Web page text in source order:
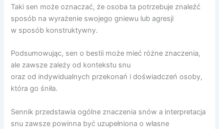
Taki sen może oznaczać, że osoba ta potrzebuje znaleźć
sposób na wyrażenie swojego gniewu lub agresji
w sposób konstruktywny.
Podsumowując, sen o bestii może mieć różne znaczenia,
ale zawsze zależy od kontekstu snu
oraz od indywidualnych przekonań i doświadczeń osoby,
która go śniła.
Sennik przedstawia ogólne znaczenia snów a interpretacja
snu zawsze powinna być uzupełniona o własne